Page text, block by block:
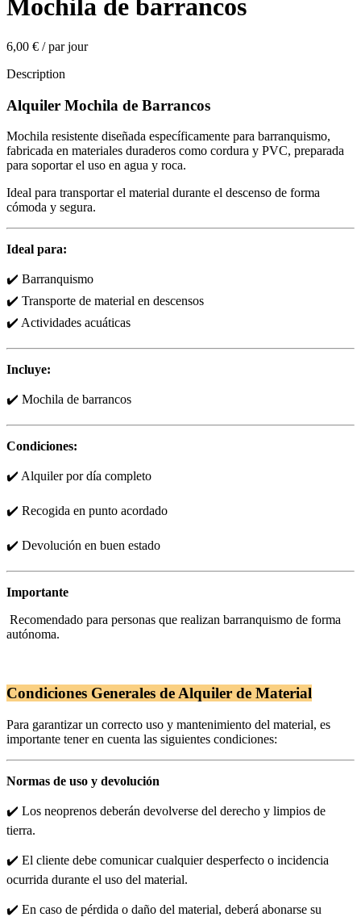
Mochila de barrancos
6,00 € /par jour
Description
Alquiler Mochila de Barrancos
Mochila resistente diseñada específicamente para barranquismo,
fabricada en materiales duraderos como cordura y PVC, preparada
para soportar el uso en agua y roca.
Ideal para transportar el material durante el descenso de forma
cómoda y segura.
Ideal para:
✔️ Barranquismo
✔️ Transporte de material en descensos
✔️ Actividades acuáticas
Incluye:
✔️ Mochila de barrancos
Condiciones:
✔️ Alquiler por día completo
✔️ Recogida en punto acordado
✔️ Devolución en buen estado
Importante
Recomendado para personas que realizan barranquismo de forma
autónoma.
Condiciones Generales de Alquiler de Material
Para garantizar un correcto uso y mantenimiento del material, es
importante tener en cuenta las siguientes condiciones:
Normas de uso y devolución
✔️ Los neoprenos deberán devolverse del derecho y limpios de
tierra.
✔️ El cliente debe comunicar cualquier desperfecto o incidencia
ocurrida durante el uso del material.
✔️ En caso de pérdida o daño del material, deberá abonarse su